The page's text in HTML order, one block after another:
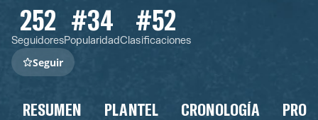
252
Seguidores
#34
Popularidad
#52
Clasificaciones
Seguir
RESUMEN PLANTEL CRONOLOGÍA